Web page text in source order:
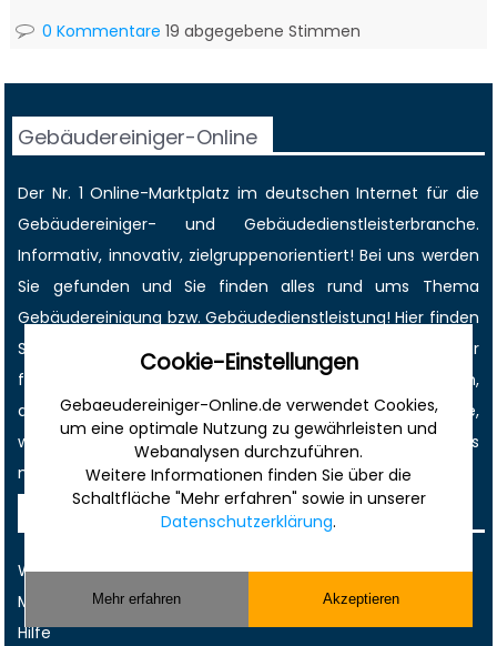
0 Kommentare 19 abgegebene Stimmen
Gebäudereiniger-Online
Der Nr. 1 Online-Marktplatz im deutschen Internet für die
Gebäudereiniger- und Gebäudedienstleisterbranche.
Informativ, innovativ, zielgruppenorientiert! Bei uns werden
Sie gefunden und Sie finden alles rund ums Thema
Gebäudereinigung bzw. Gebäudedienstleistung! Hier finden
Sie kompetente Gebäudedienstleister, günstige Zulieferer
für Reinigungsmittel, Reinigungsgeräte und- maschinen,
den größtenJob-undAnzeigenmarktder Branche,
wichtige Termine , immer die aktuellsten News
und vieles
mehr!
Werbung
Musterverträge und Vorlagen
Hilfe
Cookie-Einstellungen
Gebaeudereiniger-Online.de verwendet Cookies,
um eine optimale Nutzung zu gewährleisten und
Webanalysen durchzuführen.
Weitere Informationen finden Sie über die
Schaltfläche "Mehr erfahren" sowie in unserer
Datenschutzerklärung.
Mehr erfahren Akzeptieren